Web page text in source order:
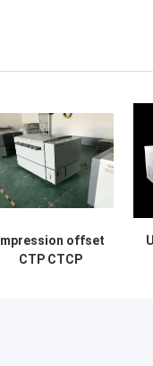
Impression offset
CTP CTCP